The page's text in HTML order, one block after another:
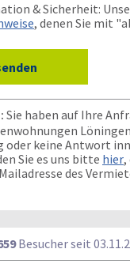
& Sicherheit:
, denen Sie mit
Sie haben auf Ihre
oder keine Antwort
Sie es uns bitte hier,
des
Besucher seit 03.11.2